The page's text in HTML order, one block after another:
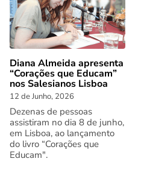
Diana Almeida apresenta
“Corações que Educam”
nos Salesianos Lisboa
12 de Junho, 2026
Dezenas de pessoas
assistiram no dia 8 de junho,
em Lisboa, ao lançamento
do livro “Corações que
Educam".